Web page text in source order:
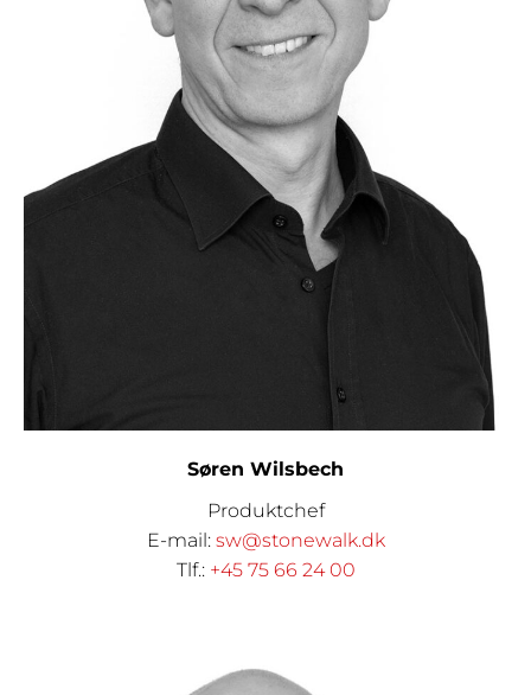
Søren Wilsbech
Produktchef
E-mail: sw@stonewalk.dk
Tlf.: +45 75 66 24 00